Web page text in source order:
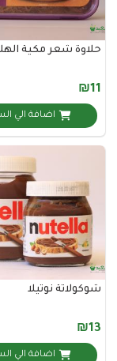
شعر مكية الهلال
اضافة الي السلة
نوتيلا
اضافة الي السلة